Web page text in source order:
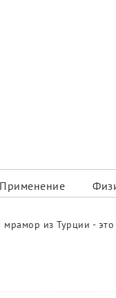
Применение
из Турции -